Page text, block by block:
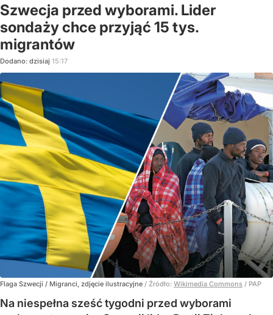
Szwecja przed wyborami. Lider
sondaży chce przyjąć 15 tys.
migrantów
Dodano: dzisiaj 15:17
Flaga Szwecji / Migranci, zdjęcie ilustracyjne / Źródło: Wikimedia Commons / PAP
Na niespełna sześć tygodni przed wyborami